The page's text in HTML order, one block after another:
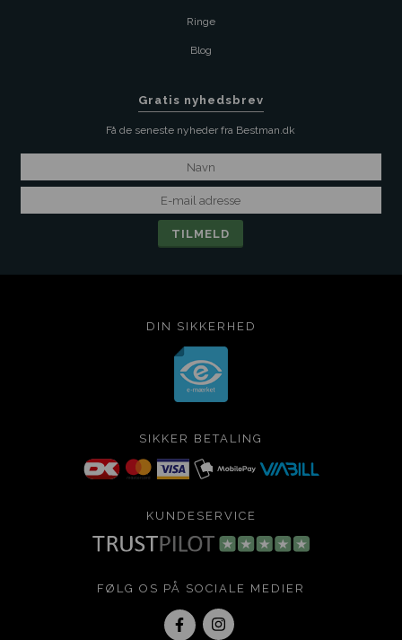
Ringe
Blog
Gratis nyhedsbrev
Få de seneste nyheder fra Bestman.dk
DIN SIKKERHED
SIKKER BETALING
KUNDESERVICE
FØLG OS PÅ SOCIALE MEDIER